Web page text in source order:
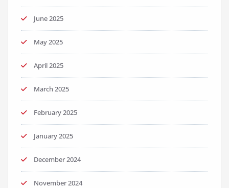
June 2025
May 2025
April 2025
March 2025
February 2025
January 2025
December 2024
November 2024